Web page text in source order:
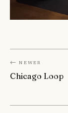
← Newer
Chicago Loop